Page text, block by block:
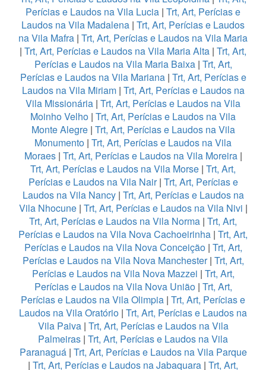
Perícias e Laudos na Vila Lucia | Trt, Art, Perícias e
Laudos na Vila Madalena | Trt, Art, Perícias e Laudos
na Vila Mafra | Trt, Art, Perícias e Laudos na Vila Maria
| Trt, Art, Perícias e Laudos na Vila Maria Alta | Trt, Art,
Perícias e Laudos na Vila Maria Baixa| Trt, Art,
Perícias e Laudos na Vila Mariana| Trt, Art, Perícias e
Laudos na Vila Miriam| Trt, Art, Perícias e Laudos na
Vila Missionária | Trt, Art, Perícias e Laudos na Vila
Moinho Velho | Trt, Art, Perícias e Laudos na Vila
Monte Alegre| Trt, Art, Perícias e Laudos na Vila
Monumento | Trt, Art, Perícias e Laudos na Vila
Moraes| Trt, Art, Perícias e Laudos na Vila Moreira|
Trt, Art, Perícias e Laudos na Vila Morse | Trt, Art,
Perícias e Laudos na Vila Nair| Trt, Art, Perícias e
Laudos na Vila Nancy| Trt, Art, Perícias e Laudos na
Vila Nhocune| Trt, Art, Perícias e Laudos na Vila Nivi |
Trt, Art, Perícias e Laudos na Vila Norma | Trt, Art,
Perícias e Laudos na Vila Nova Cachoeirinha | Trt, Art,
Perícias e Laudos na Vila Nova Conceição| Trt, Art,
Perícias e Laudos na Vila Nova Manchester| Trt, Art,
Perícias e Laudos na Vila Nova Mazzei | Trt, Art,
Perícias e Laudos na Vila Nova União| Trt, Art,
Perícias e Laudos na Vila Olimpia | Trt, Art, Perícias e
Laudos na Vila Oratório | Trt, Art, Perícias e Laudos na
Vila Paiva| Trt, Art, Perícias e Laudos na Vila
Palmeiras | Trt, Art, Perícias e Laudos na Vila
Paranaguá| Trt, Art, Perícias e Laudos na Vila Parque
| Trt, Art, Perícias e Laudos na Jabaquara | Trt, Art,